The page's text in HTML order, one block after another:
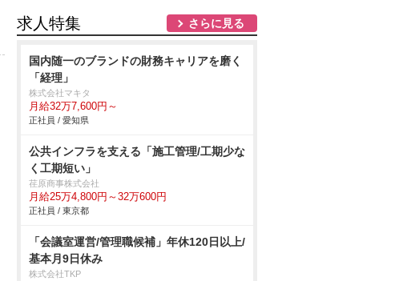
求人特集 さらに見る
国内随一のブランドの財務キャリアを磨く
「経理」
株式会社マキタ
月給32万7,600円～
正社員 / 愛知県
公共インフラを支える「施工管理/工期少な
く工期短い」
荏原商事株式会社
月給25万4,800円～32万600円
正社員 / 東京都
「会議室運営/管理職候補」年休120日以上/
基本月9日休み
株式会社TKP